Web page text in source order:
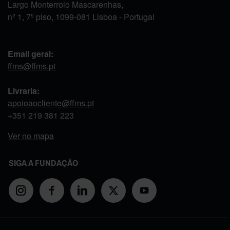
Largo Monterroio Mascarenhas,
nº 1, 7º piso, 1099-081 Lisboa - Portugal
Email geral:
ffms@ffms.pt
Livraria:
apoioaocliente@ffms.pt
+351 219 381 223
Ver no mapa
SIGA A FUNDAÇÃO